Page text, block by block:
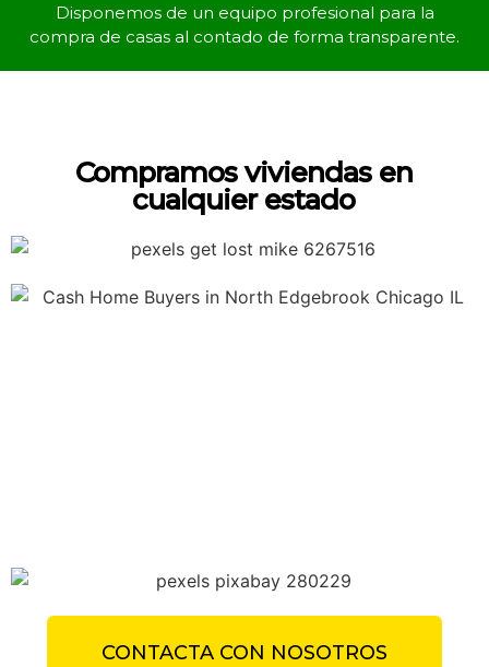
Disponemos de un equipo profesional para la
compra de casas al contado de forma transparente.
Compramos viviendas en
cualquier estado
CONTACTA CON NOSOTROS